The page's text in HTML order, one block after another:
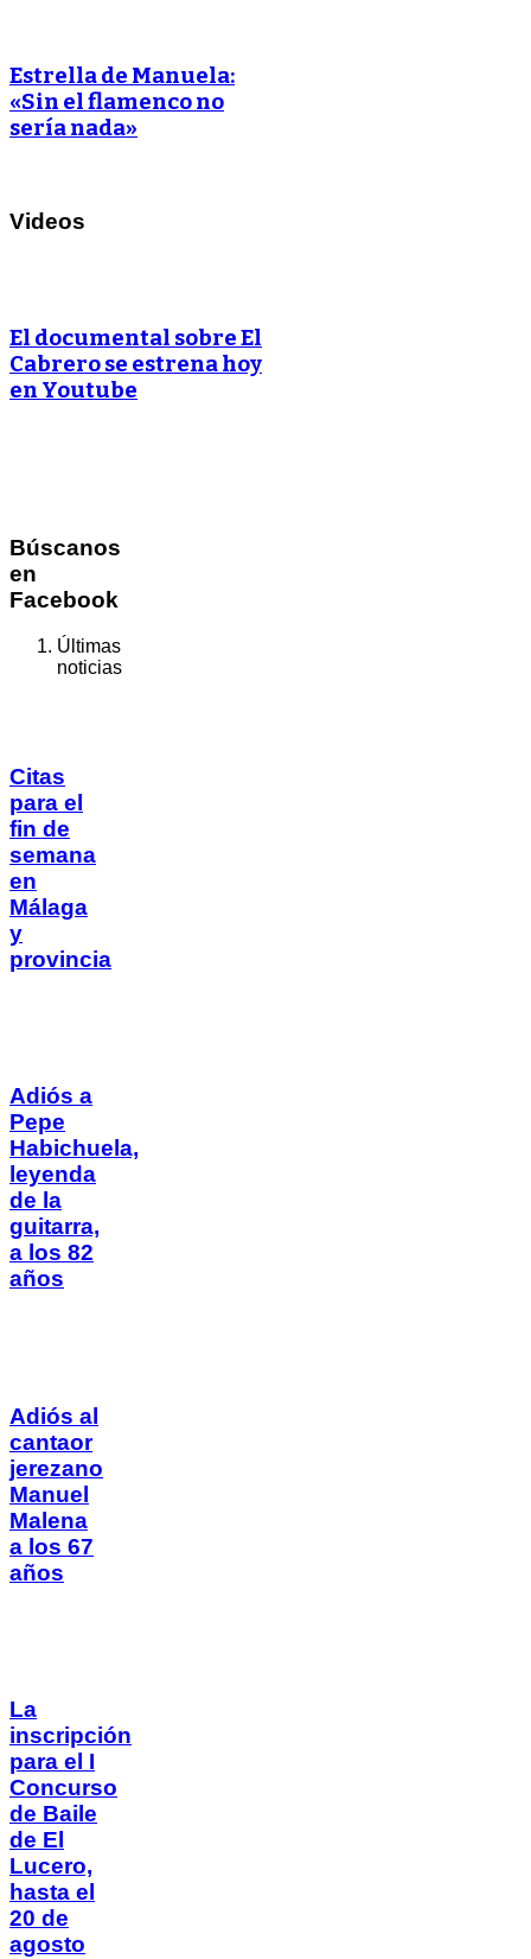
Estrella de Manuela:
«Sin el flamenco no
sería nada»
Videos
El documental sobre El
Cabrero se estrena hoy
en Youtube
Búscanos
en
Facebook
Últimas
noticias
Citas
para el
fin de
semana
en
Málaga
y
provincia
Adiós a
Pepe
Habichuela,
leyenda
de la
guitarra,
a los 82
años
Adiós al
cantaor
jerezano
Manuel
Malena
a los 67
años
La
inscripción
para el I
Concurso
de Baile
de El
Lucero,
hasta el
20 de
agosto